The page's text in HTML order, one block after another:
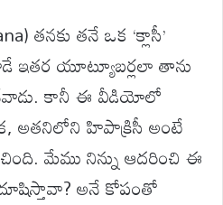
తనకు తనే ఒక ‘క్లాసీ’
ఇతర యూట్యూబర్లలా తాను
కానీ ఈ వీడియోలో
అతనిలోని హిపాక్రిసీ అంటే
మేము నిన్ను ఆదరించి ఈ
అనే కోపంతో